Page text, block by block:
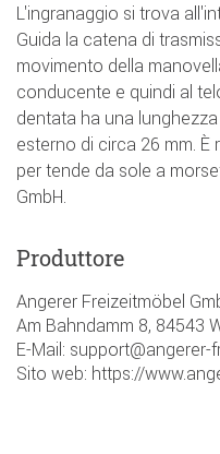
L'ingranaggio si trova
Guida la catena di
movimento della
conducente e quindi al
dentata ha una
esterno di circa 26 mm.
per tende da sole a
GmbH.
Produttore
Angerer Freizeitmöbel
Am Bahndamm 8, 84543
E-Mail: support@angerer-
Sito web: https://